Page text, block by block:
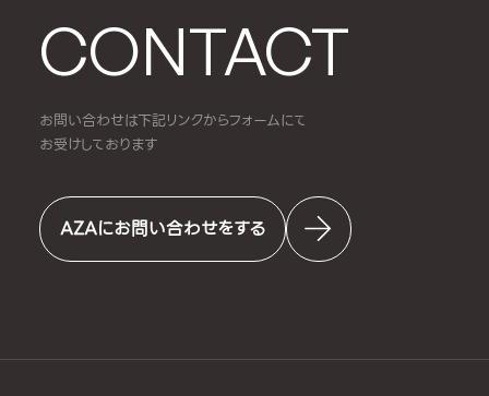
CONTACT
お問い合わせは下記リンクからフォームにて
お受けしております
AZAにお問い合わせをする